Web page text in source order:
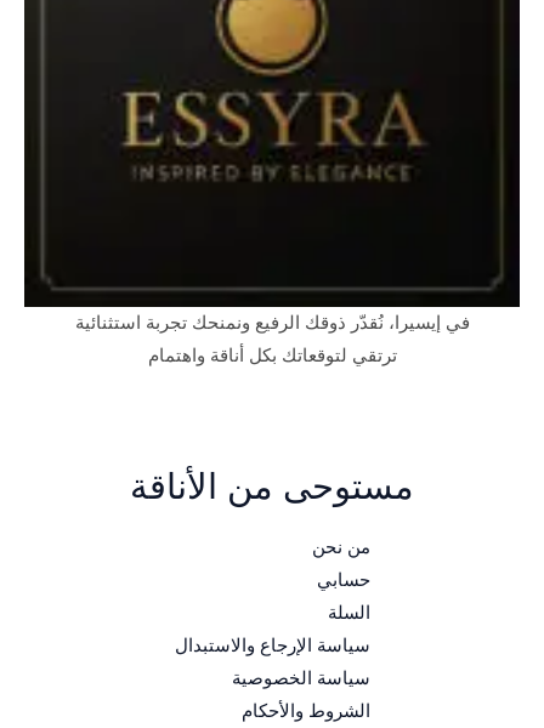
في إيسيرا، نُقدّر ذوقك الرفيع ونمنحك تجربة استثنائية
ترتقي لتوقعاتك بكل أناقة واهتمام
مستوحى من الأناقة
من نحن
حسابي
السلة
سياسة الإرجاع والاستبدال
سياسة الخصوصية
الشروط والأحكام